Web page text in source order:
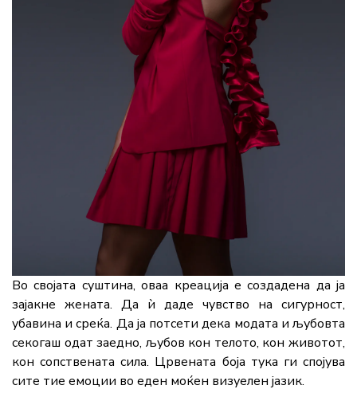
Во својата суштина, оваа креација е создадена да ја
зајакне жената. Да ѝ даде чувство на сигурност,
убавина и среќа. Да ја потсети дека модата и љубовта
секогаш одат заедно, љубов кон телото, кон животот,
кон сопствената сила. Црвената боја тука ги спојува
сите тие емоции во еден моќен визуелен јазик.